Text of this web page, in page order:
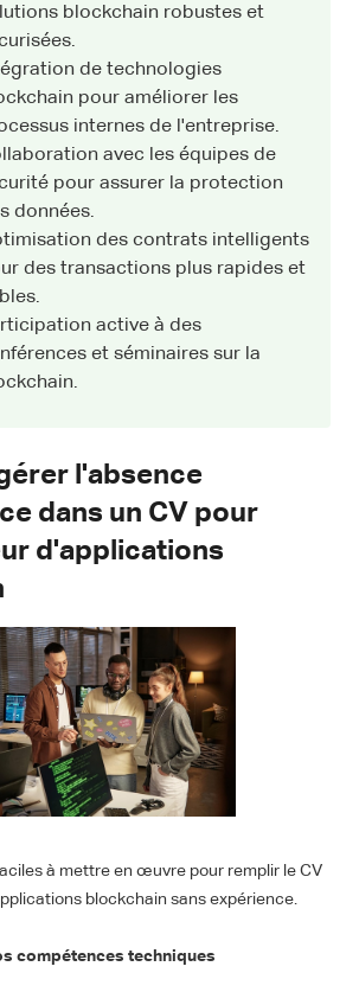
blockchain robustes et
de technologies
pour améliorer les
internes de l'entreprise.
avec les équipes de
pour assurer la protection
données.
des contrats intelligents
des transactions plus rapides et
active à des
et séminaires sur la
l'absence
dans un CV pour
d'applications
à mettre en œuvre pour remplir le CV
blockchain sans expérience.
compétences techniques